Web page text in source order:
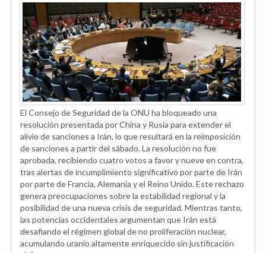
El Consejo de Seguridad de la ONU ha bloqueado una
resolución presentada por China y Rusia para extender el
alivio de sanciones a Irán, lo que resultará en la reimposición
de sanciones a partir del sábado. La resolución no fue
aprobada, recibiendo cuatro votos a favor y nueve en contra,
tras alertas de incumplimiento significativo por parte de Irán
por parte de Francia, Alemania y el Reino Unido. Este rechazo
genera preocupaciones sobre la estabilidad regional y la
posibilidad de una nueva crisis de seguridad. Mientras tanto,
las potencias occidentales argumentan que Irán está
desafiando el régimen global de no proliferación nuclear,
acumulando uranio altamente enriquecido sin justificación